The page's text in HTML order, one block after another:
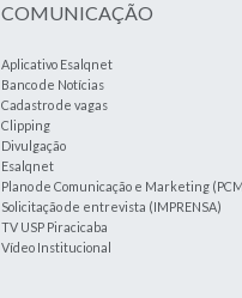
COMUNICAÇÃO
Aplicativo Esalqnet
Banco de Notícias
Cadastro de vagas
Clipping
Divulgação
Esalqnet
Plano de Comunicação e Marketing
Solicitação de entrevista (IMPRENSA)
TV USP Piracicaba
Vídeo Institucional